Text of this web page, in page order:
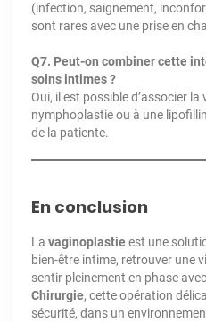
(infection, saignement,
sont rares avec une prise en
Q7. Peut-on combiner cette
soins intimes ?
Oui, il est possible d’associer
nymphoplastieou à une
de la patiente.
En conclusion
La vaginoplastieest une
bien-être intime, retrouver une
sentir pleinement en phase
Chirurgie, cette opération
sécurité, dans un